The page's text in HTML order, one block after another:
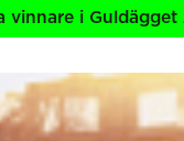
2026 > Alla